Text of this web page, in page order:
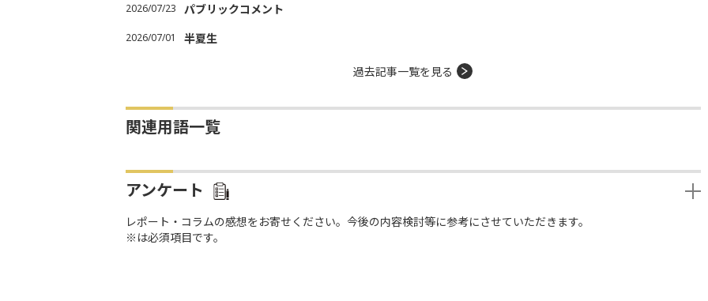
2026/07/23 パブリックコメント
2026/07/01 半夏生
過去記事一覧を見る
関連用語一覧
アンケート
レポート・コラムの感想をお寄せください。今後の内容検討等に参考にさせていただきます。
※は必須項目です。